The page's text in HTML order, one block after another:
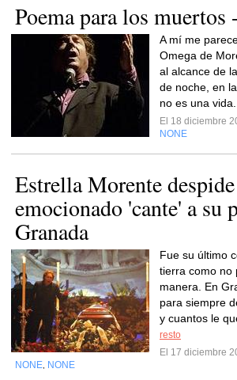
Poema para los muertos
A mí me
Omega de
al alcance de
de noche, en
no es una
El 18 diciembre
NONE
Estrella Morente
emocionado 'cante' a su
Granada
Fue su último
tierra como no
manera. En
para siempre
y cuantos le
resto
El 17 diciembre
NONE NONE